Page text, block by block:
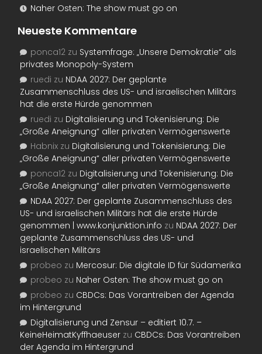
Naher Osten: The show must go on
Neueste Kommentare
ponca12 zu Systemfrage: „Unsere Demokratie“ als
privates Monopoly-System
ruedi zu NDAA 2027: Der geplante
Zusammenschluss des US- und israelischen Militärs
hat die erste Hürde genommen
ruedi zu Digitalisierung und Tokenisierung: Die
„Große Aneignung“ aller privaten Vermögenswerte
Habnix zu Digitalisierung und Tokenisierung: Die
„Große Aneignung“ aller privaten Vermögenswerte
ponca12 zu Digitalisierung und Tokenisierung: Die
„Große Aneignung“ aller privaten Vermögenswerte
NDAA 2027: Der geplante Zusammenschluss des
US- und israelischen Militärs hat die erste Hürde
genommen | www.konjunktion.info zu NDAA 2027: Der
geplante Zusammenschluss des US- und
israelischen Militärs
probeo zu Mercosur: Die digitale ID für Südamerika
probeo zu Naher Osten: The show must go on
probeo zu CBDCs: Das Vorantreiben der Agenda
im Hintergrund
Digitalisierung und Zensur – editiert 10.7. –
KeineHeimatKyffhaeuser zu CBDCs: Das Vorantreiben
der Agenda im Hintergrund